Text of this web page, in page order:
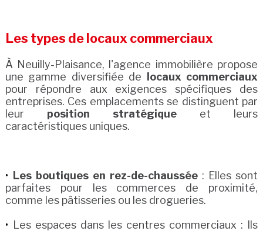
Les types de locaux commerciaux
À Neuilly-Plaisance, l'agence immobilière propose
une gamme diversifiée de
locaux commerciaux
pour répondre aux exigences spécifiques des
entreprises. Ces emplacements se distinguent par
leur position stratégique et leurs
caractéristiques uniques.
Les boutiques en rez-de-chaussée : Elles sont
parfaites pour les commerces de proximité,
comme les pâtisseries ou les drogueries.
Les espaces dans les centres commerciaux : Ils